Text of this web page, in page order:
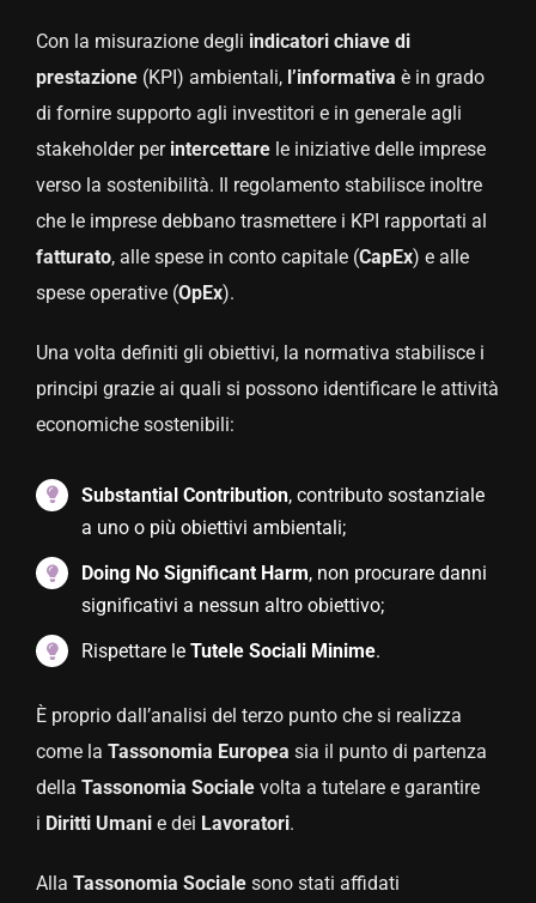
Con la misurazione degli indicatori chiave di
prestazione(KPI) ambientali, l’informativa è in grado
di fornire supporto agli investitori e in generale agli
stakeholder per intercettare le iniziative delle imprese
verso la sostenibilità. Il regolamento stabilisce inoltre
che le imprese debbano trasmettere i KPI rapportati al
fatturato, alle spese in conto capitale (CapEx) e alle
spese operative (OpEx).
Una volta definiti gli obiettivi, la normativa stabilisce i
principi grazie ai quali si possono identificare le attività
economiche sostenibili:
Substantial Contribution, contributo sostanziale
a uno o più obiettivi ambientali;
Doing No Significant Harm, non procurare danni
significativi a nessun altro obiettivo;
Rispettare leTutele Sociali Minime.
È proprio dall’analisi del terzo punto che si realizza
come la Tassonomia Europea sia il punto di partenza
della Tassonomia Socialevolta a tutelare e garantire
i Diritti Umani e dei Lavoratori.
Alla Tassonomia Socialesono stati affidati